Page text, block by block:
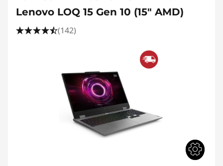
Lenovo LOQ 15 Gen 10 (15" AMD)
(142)